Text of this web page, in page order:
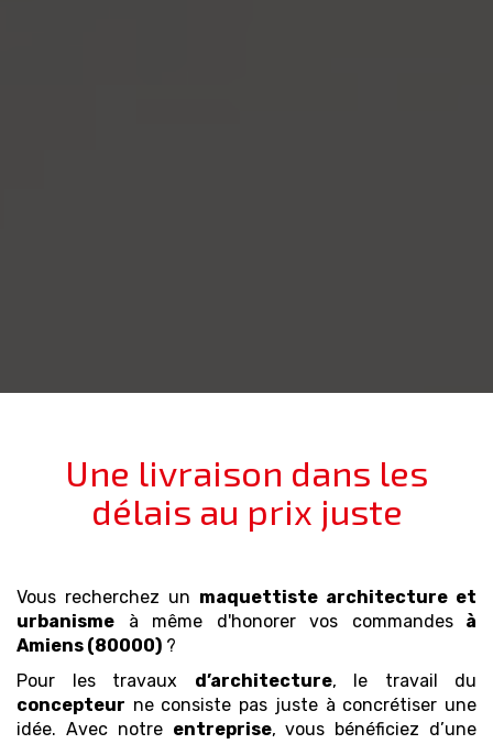
Une livraison dans les
délais au prix juste
Vous recherchez un maquettiste architecture et
urbanisme à même d'honorer vos commandes
à
Amiens (80000) ?
Pour les travaux d’architecture, le travail du
concepteur ne consiste pas juste à concrétiser une
idée. Avec notre entreprise, vous bénéficiez d’une